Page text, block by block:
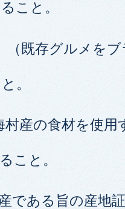
こと。
（既存グルメを
。
村産の食材を使
こと。
である旨の産地